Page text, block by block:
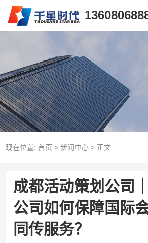
现在位置: 首页 > 新闻中心> 正文
成都活动策划公司
公司如何保障国际
同传服务？